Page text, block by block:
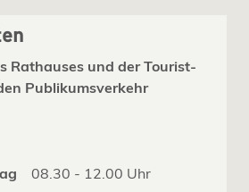
Rathauses und der Tourist-
Publikumsverkehr
08.30 - 12.00 Uhr